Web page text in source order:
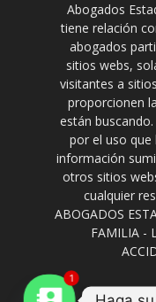
Abogados
tiene relación
abogados
sitios webs,
visitantes a
proporcionen
están
por el uso que
información
otros sitios
cualquier
ABOGADOS
FAMILIA -
1